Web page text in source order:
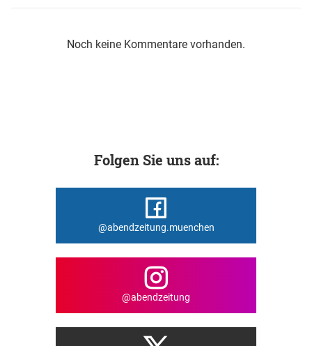
Noch keine Kommentare vorhanden.
Folgen Sie uns auf:
@abendzeitung.muenchen
@abendzeitung